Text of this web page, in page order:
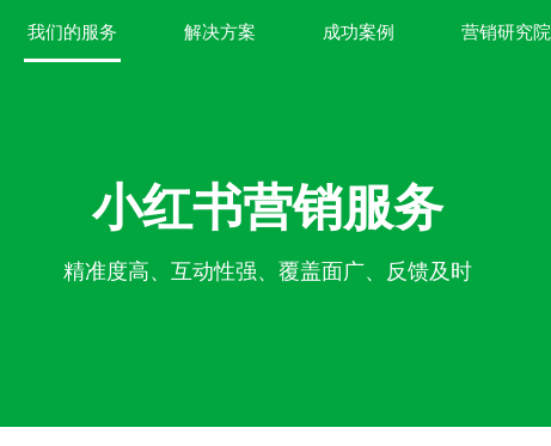
我们的服务 解决方案 成功案例 营销研究院
小红书营销服务
精准度高、互动性强、覆盖面广、反馈及时